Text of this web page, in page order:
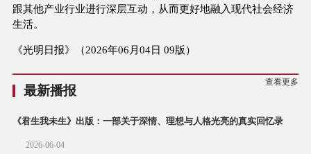
跟其他产业行业进行深层互动，从而更好地融入现代社会经济
生活。
《光明日报》（2026年06月04日 09版）
最新播报
查看更多
《君生我未生》出版：一部关于深情、理想与人格光亮的真实回忆录
2026-06-04